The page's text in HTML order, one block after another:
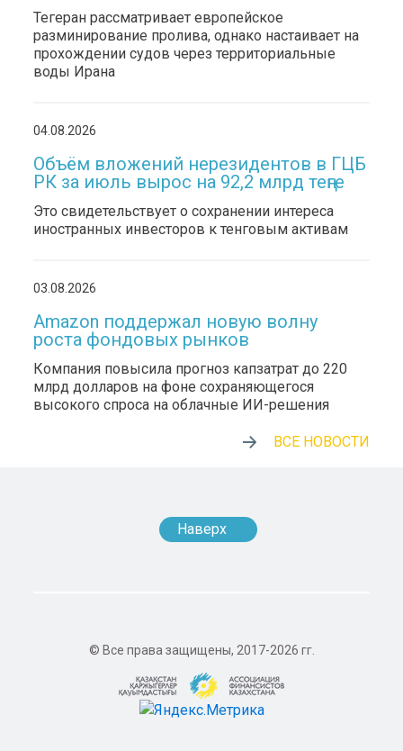
Тегеран рассматривает европейское
разминирование пролива, однако настаивает на
прохождении судов через территориальные
воды Ирана
04.08.2026
Объём вложений нерезидентов в ГЦБ
РК за июль вырос на 92,2 млрд теңге
Это свидетельствует о сохранении интереса
иностранных инвесторов к тенговым активам
03.08.2026
Amazon поддержал новую волну
роста фондовых рынков
Компания повысила прогноз капзатрат до 220
млрд долларов на фоне сохраняющегося
высокого спроса на облачные ИИ-решения
ВСЕ НОВОСТИ
Наверх
© Все права защищены, 2017-2026 гг.